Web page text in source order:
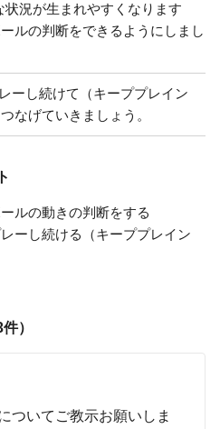
況が生まれやすくなります
ルの判断をできるようにしまし
ーし続けて（キーププレイン
なげていきましょう。
ルの動きの判断をする
ーし続ける（キーププレイン
）
ついてご教示お願いしま